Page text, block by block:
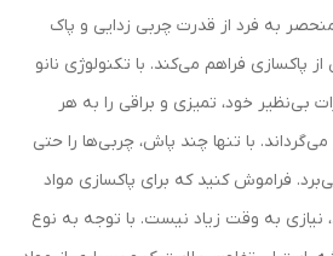
منحصر به فرد از قدرت چربی زدایی و پاک
پاکسازی فراهم می‌کند. با تکنولوژی نانو
بی‌نظیر خود، تمیزی و براقی را به هر
با تنها چند پاش، چربی‌ها را حتی
از بین می‌برد. فراموش کنید که برای پاکسازی مواد
نیازی به وقت زیاد نیست. با توجه به نوع